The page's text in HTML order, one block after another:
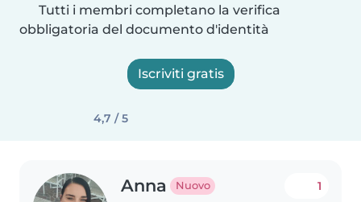
Tutti i membri completano la verifica
obbligatoria del documento d'identità
Iscriviti gratis
4,7 / 5
Anna Nuovo 1